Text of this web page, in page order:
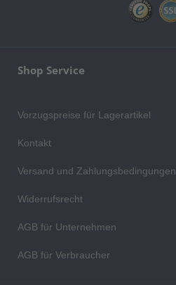
Shop Service
Vorzugspreise für Lagerartikel
Kontakt
Versand und Zahlungsbedingungen
Widerrufsrecht
AGB für Unternehmen
AGB für Verbraucher